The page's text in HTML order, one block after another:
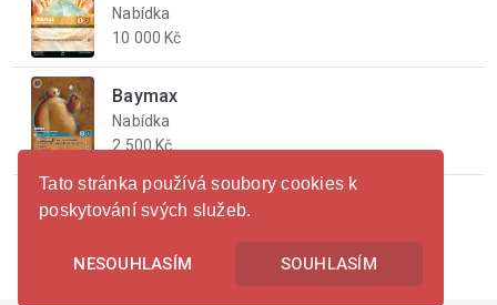
Tato stránka používá soubory cookies k
poskytování svých služeb.
NESOUHLASÍM SOUHLASÍM
Nabídka
10 000 Kč
Baymax
Nabídka
2 500 Kč
Hiro Hamada - Armor Designer